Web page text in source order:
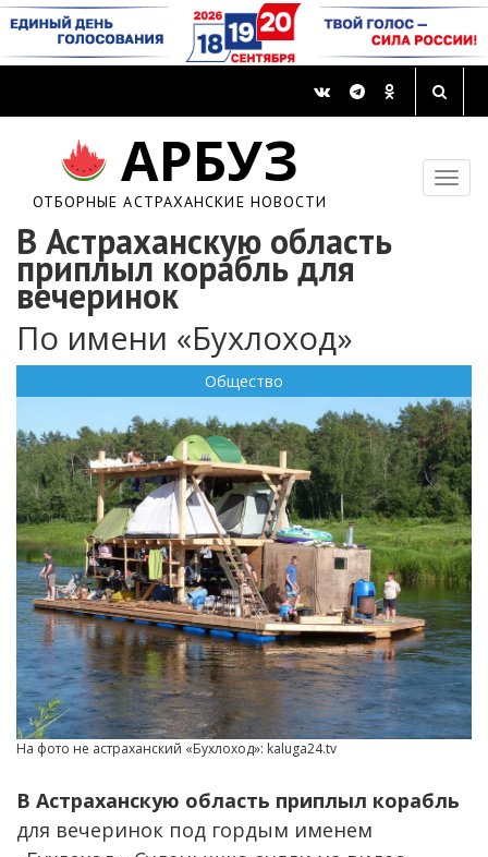
АРБУЗ
ОТБОРНЫЕ АСТРАХАНСКИЕ НОВОСТИ
В Астраханскую область
приплыл корабль для
вечеринок
По имени «Бухлоход»
Общество
На фото не астраханский «Бухлоход»: kaluga24.tv
В Астраханскую область приплыл корабль
для вечеринок под гордым именем